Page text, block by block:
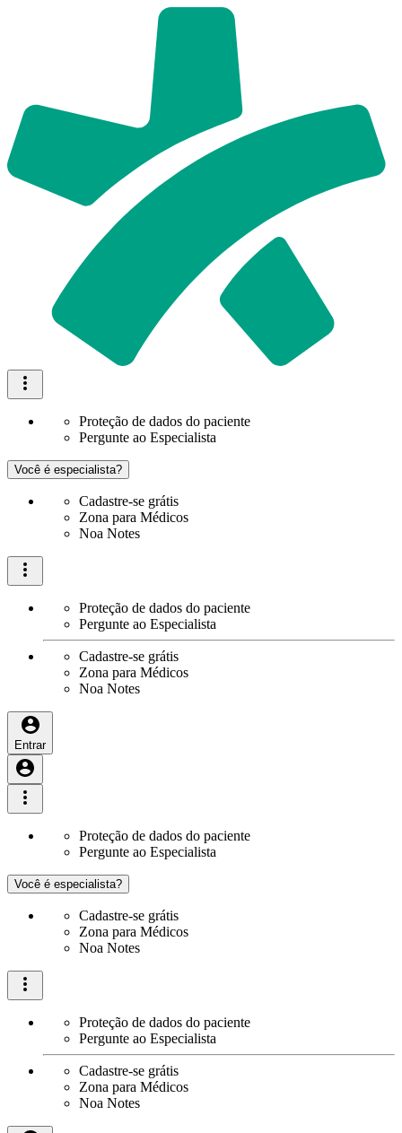
Proteção de dados do paciente
Pergunte ao Especialista
Você é especialista?
Cadastre-se grátis
Zona para Médicos
Noa Notes
Proteção de dados do paciente
Pergunte ao Especialista
Cadastre-se grátis
Zona para Médicos
Noa Notes
Entrar
Proteção de dados do paciente
Pergunte ao Especialista
Você é especialista?
Cadastre-se grátis
Zona para Médicos
Noa Notes
Proteção de dados do paciente
Pergunte ao Especialista
Cadastre-se grátis
Zona para Médicos
Noa Notes